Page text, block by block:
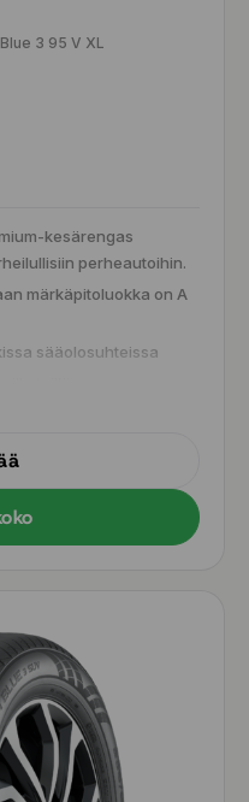
3 95 V XL
kesärengas
perheautoihin.
märkäpitoluokka on A
sääolosuhteissa
ja
ajamisesta myös